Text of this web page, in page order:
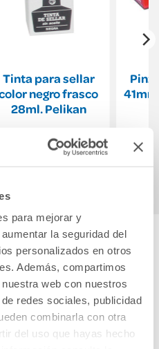
para mejorar y
la seguridad del
personalizados en otros
Además, compartimos
web con nuestros
redes sociales, publicidad
combinarla con otra
del uso que hayas hecho
Tinta para sellar
negro frasco
28ml. Pelikan
Comprar
tu opinión
este producto!